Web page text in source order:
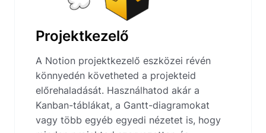
Projektkezelő
A Notion projektkezelő eszközei révén
könnyedén követheted a projekteid
előrehaladását. Használhatod akár a
Kanban-táblákat, a Gantt-diagramokat
vagy több egyéb egyedi nézetet is, hogy